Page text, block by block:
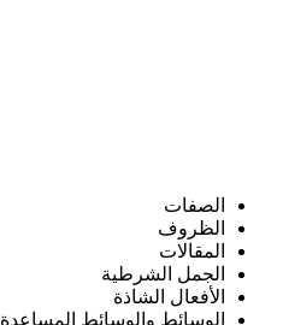
الصفات
الظروف
المقالات
الجمل الشرطية
الأفعال الشاذة
الوسائط والوسائط المساعدة